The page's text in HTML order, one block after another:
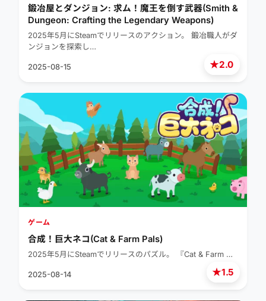
★2.0
鍛冶屋とダンジョン: 求ム！魔王を倒す武器(Smith &
Dungeon: Crafting the Legendary Weapons)
2025年5月にSteamでリリースのアクション。 鍛冶職人がダ
ンジョンを探索し…
2025-08-15
★1.5
ゲーム
合成！巨大ネコ(Cat & Farm Pals)
2025年5月にSteamでリリースのパズル。 『Cat & Farm …
2025-08-14